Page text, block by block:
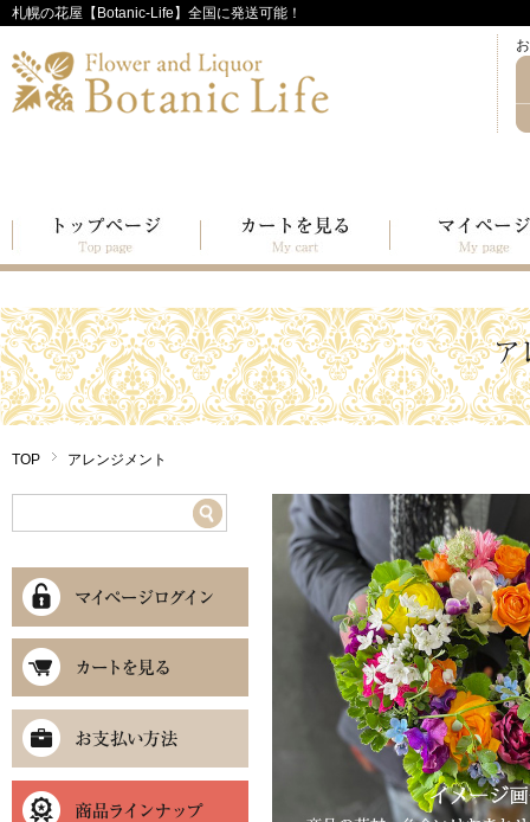
札幌の花屋【Botanic-Life】全国に発送可能！
TOP アレンジメント